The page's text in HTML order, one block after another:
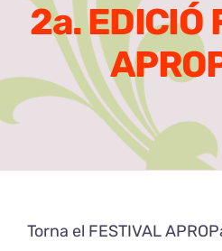
El Coro
2a. EDICIÓ
Torna el FESTIVAL